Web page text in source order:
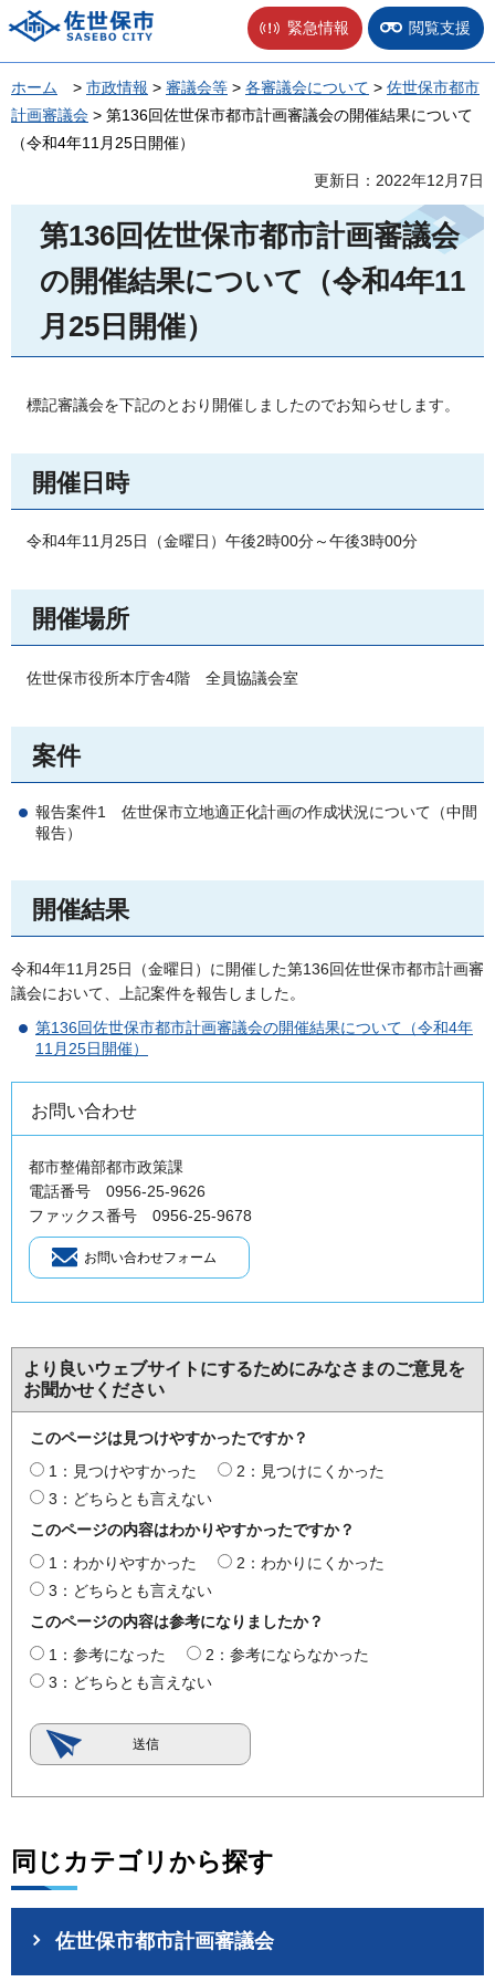
佐世保市 緊急情報 閲覧支援
ホーム > 市政情報 > 審議会等 > 各審議会について > 佐世保市都市
計画審議会 > 第136回佐世保市都市計画審議会の開催結果について
（令和4年11月25日開催）
更新日：2022年12月7日
第136回佐世保市都市計画審議会
の開催結果について（令和4年11
月25日開催）
標記審議会を下記のとおり開催しましたのでお知らせします。
開催日時
令和4年11月25日 （金曜日）午後2時00分～午後3時00分
開催場所
佐世保市役所本庁舎4階 全員協議会室
案件
報告案件1
佐世保市立地適正化計画の作成状況について（中間
報告）
開催結果
令和4年11月25日（金曜日）に開催した第136回佐世保市都市計画審
議会において、上記案件を報告しました。
第136回佐世保市都市計画審議会の開催結果について（令和4年
11月25日開催）
お問い合わせ
都市整備部都市政策課
電話番号 0956-25-9626
ファックス番号 0956-25-9678
より良いウェブサイトにするためにみなさまのご意見を
お聞かせください
このページは見つけやすかったですか？
1：見つけやすかった
2：見つけにくかった
3：どちらとも言えない
このページの内容はわかりやすかったですか？
1：わかりやすかった
2：わかりにくかった
3：どちらとも言えない
このページの内容は参考になりましたか？
1：参考になった
2：参考にならなかった
3：どちらとも言えない
同じカテゴリから探す
佐世保市都市計画審議会